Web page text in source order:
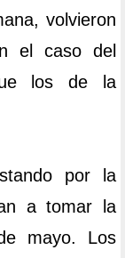
volvieron
el caso del
los de la
por la
a tomar la
mayo. Los